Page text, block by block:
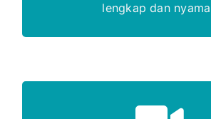
lengkap dan